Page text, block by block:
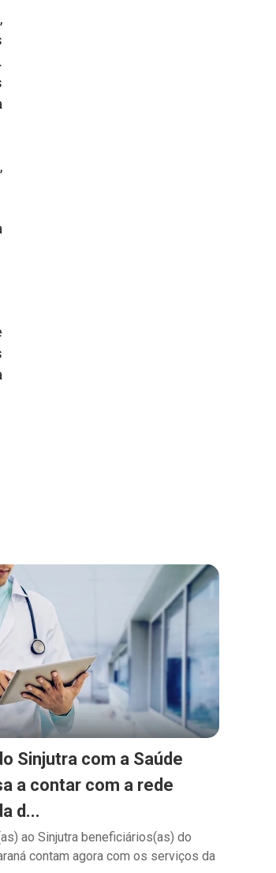
Sinjutra com a Saúde
a contar com a rede
d...
ao Sinjutra beneficiários(as) do
contam agora com os serviços da